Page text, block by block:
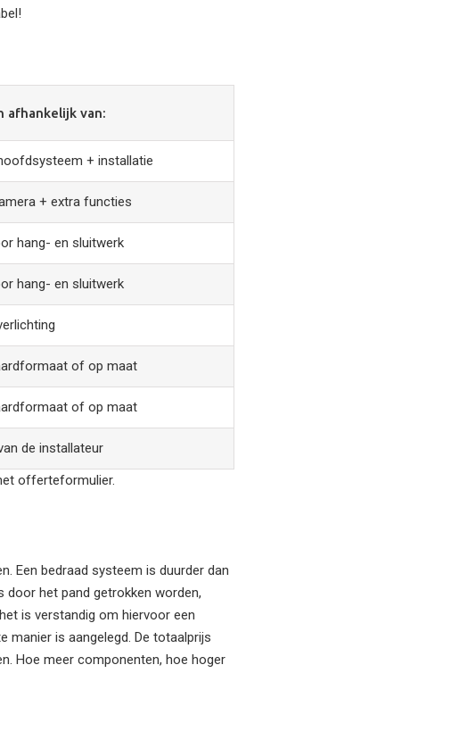
afhankelijk van:
+ installatie
+ extra functies
hang- en sluitwerk
hang- en sluitwerk
of op maat
of op maat
de installateur
offerteformulier.
Een bedraad systeem is duurder dan
door het pand getrokken worden,
is verstandig om hiervoor een
manier is aangelegd. De totaalprijs
Hoe meer componenten, hoe hoger